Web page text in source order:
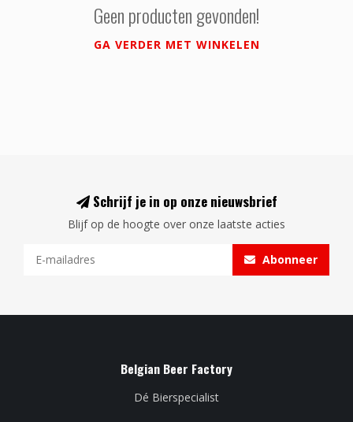
Geen producten gevonden!
GA VERDER MET WINKELEN
Schrijf je in op onze nieuwsbrief
Blijf op de hoogte over onze laatste acties
Abonneer
Belgian Beer Factory
Dé Bierspecialist